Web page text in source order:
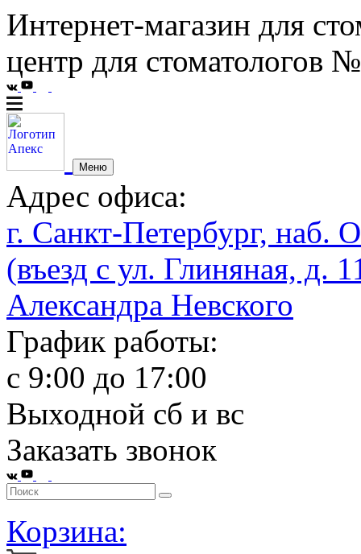
Интернет-магазин для
центр для стоматологов
Меню
Адрес офиса:
г. Санкт-Петербург, наб.
(въезд с ул. Глиняная, д.
Александра Невского
График работы:
с 9:00 до 17:00
Выходной сб и вс
Заказать звонок
Корзина: